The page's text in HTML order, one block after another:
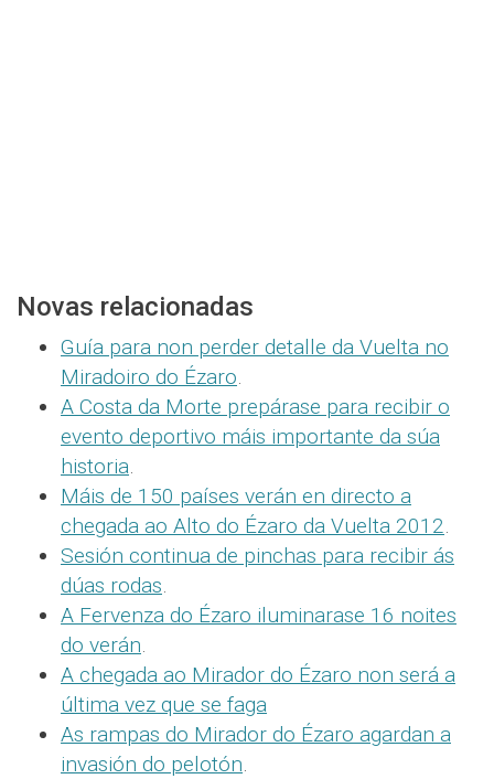
Novas relacionadas
Guía para non perder detalle da Vuelta no
Miradoiro do Ézaro.
A Costa da Morte prepárase para recibir o
evento deportivo máis importante da súa
historia.
Máis de 150 países verán en directo a
chegada ao Alto do Ézaro da Vuelta 2012.
Sesión continua de pinchas para recibir ás
dúas rodas.
A Fervenza do Ézaro iluminarase 16 noites
do verán.
A chegada ao Mirador do Ézaro non será a
última vez que se faga
As rampas do Mirador do Ézaro agardan a
invasión do pelotón.